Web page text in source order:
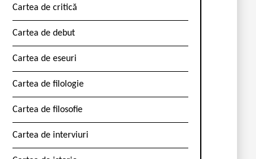
Cartea de critică
Cartea de debut
Cartea de eseuri
Cartea de filologie
Cartea de filosofie
Cartea de interviuri